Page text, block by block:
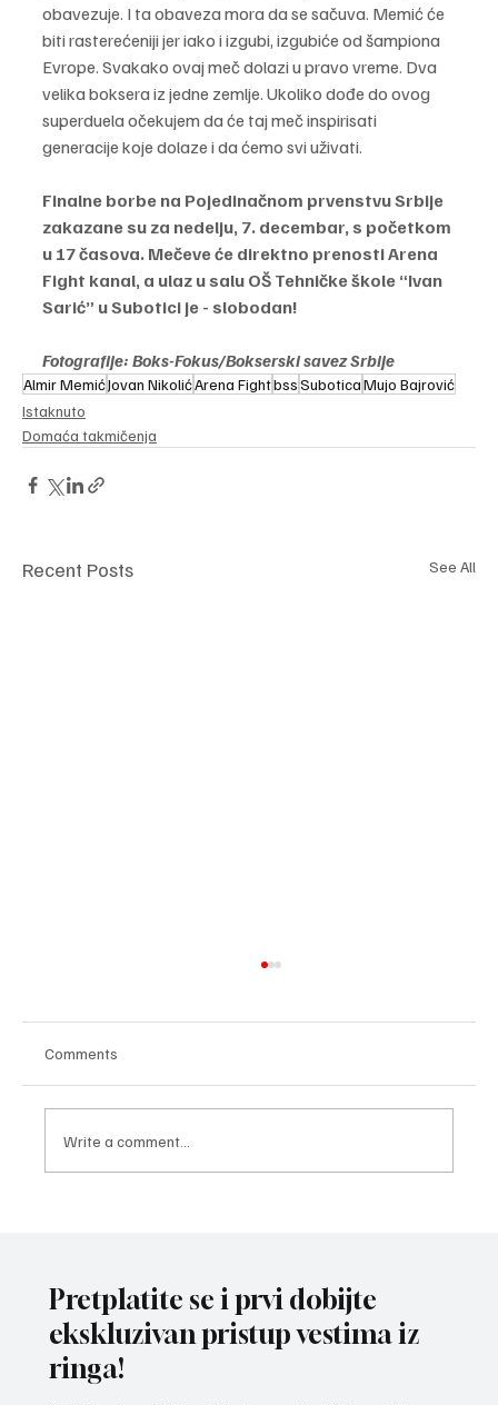
obavezuje. I ta obaveza mora da se sačuva. Memić će
biti rasterećeniji jer iako i izgubi, izgubiće od šampiona
Evrope. Svakako ovaj meč dolazi u pravo vreme. Dva
velika boksera iz jedne zemlje. Ukoliko dođe do ovog
superduela očekujem da će taj meč inspirisati
generacije koje dolaze i da ćemo svi uživati.
Finalne borbe na Pojedinačnom prvenstvu Srbije
zakazane su za nedelju, 7. decembar, s početkom
u 17 časova. Mečeve će direktno prenosti Arena
Fight kanal, a ulaz u salu OŠ Tehničke škole “Ivan
Sarić” u Subotici je - slobodan!
Fotografije: Boks-Fokus/Bokserski savez Srbije
Almir MemićJovan NikolićArena FightbssSuboticaMujo Bajrović
Istaknuto
Domaća takmičenja
Recent Posts See All
Comments
Write a comment...
Pretplatite se i prvi dobijte
ekskluzivan pristup vestima iz
ringa!